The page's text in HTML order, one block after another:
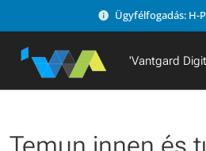
Ügyfélfogadás: H-
'Vantgard